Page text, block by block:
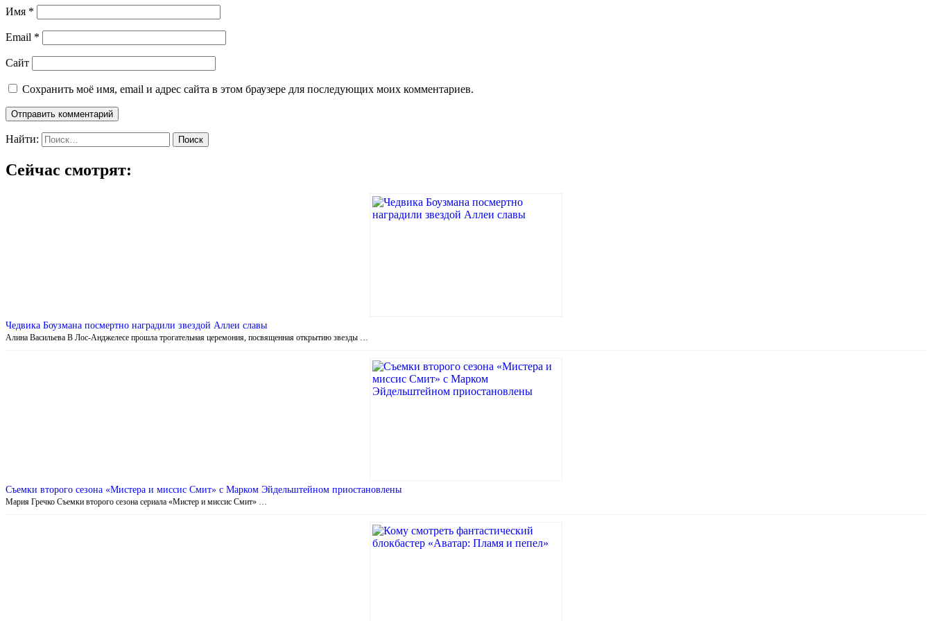
Имя *
Email *
Сайт
Сохранить моё имя, email и адрес сайта в этом браузере для последующих моих комментариев.
Найти:
Сейчас смотрят:
Чедвика Боузмана посмертно наградили звездой Аллеи славы
Алина Васильева В Лос-Анджелесе прошла трогательная церемония, посвященная открытию звезды …
Съемки второго сезона «Мистера и миссис Смит» с Марком Эйдельштейном приостановлены
Мария Гречко Съемки второго сезона сериала «Мистер и миссис Смит» …